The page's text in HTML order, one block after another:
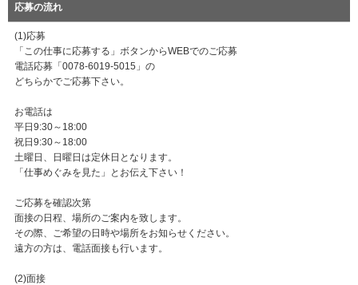
応募の流れ
(1)応募
「この仕事に応募する」ボタンからWEBでのご応募
電話応募「0078-6019-5015」の
どちらかでご応募下さい。
お電話は
平日9:30～18:00
祝日9:30～18:00
土曜日、日曜日は定休日となります。
「仕事めぐみを見た」とお伝え下さい！
ご応募を確認次第
面接の日程、場所のご案内を致します。
その際、ご希望の日時や場所をお知らせください。
遠方の方は、電話面接も行います。
(2)面接